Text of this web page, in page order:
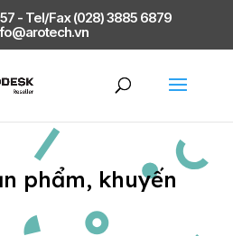
- Tel/Fax (028) 3885 6879
phẩm, khuyến